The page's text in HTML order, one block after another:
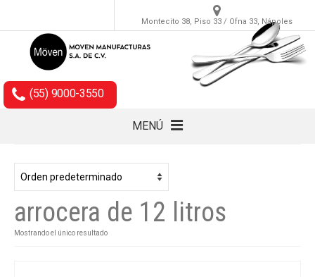
Montecito 38, Piso 33 / Ofna 33, Nápoles
(55) 9000-3550
MENÚ
Cubiertos
Accesorios
Empaques
arrocera de 12 litros
Mostrando el único resultado